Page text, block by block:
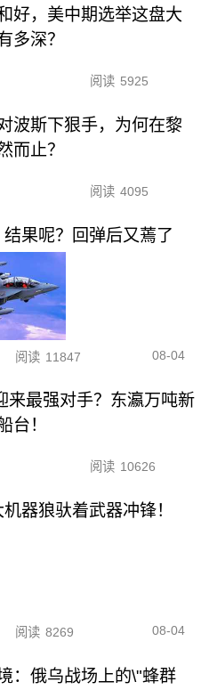
好，美中期选举这盘大
多深？
阅读 5925
波斯下狠手，为何在黎
而止？
阅读 4095
果呢？回弹后又蔫了
阅读 11847 08-04
来最强对手？东瀛万吨新
台！
阅读 10626
器狼驮着武器冲锋！
阅读 8269 08-04
：俄乌战场上的\"蜂群